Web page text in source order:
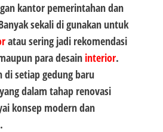
kantor pemerintahan dan
sekali di gunakan untuk
atau sering jadi rekomendasi
para desain interior.
di setiap gedung baru
dalam tahap renovasi
konsep modern dan